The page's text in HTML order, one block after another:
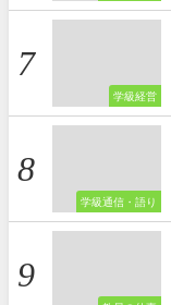
学級経営
学級通信・語り